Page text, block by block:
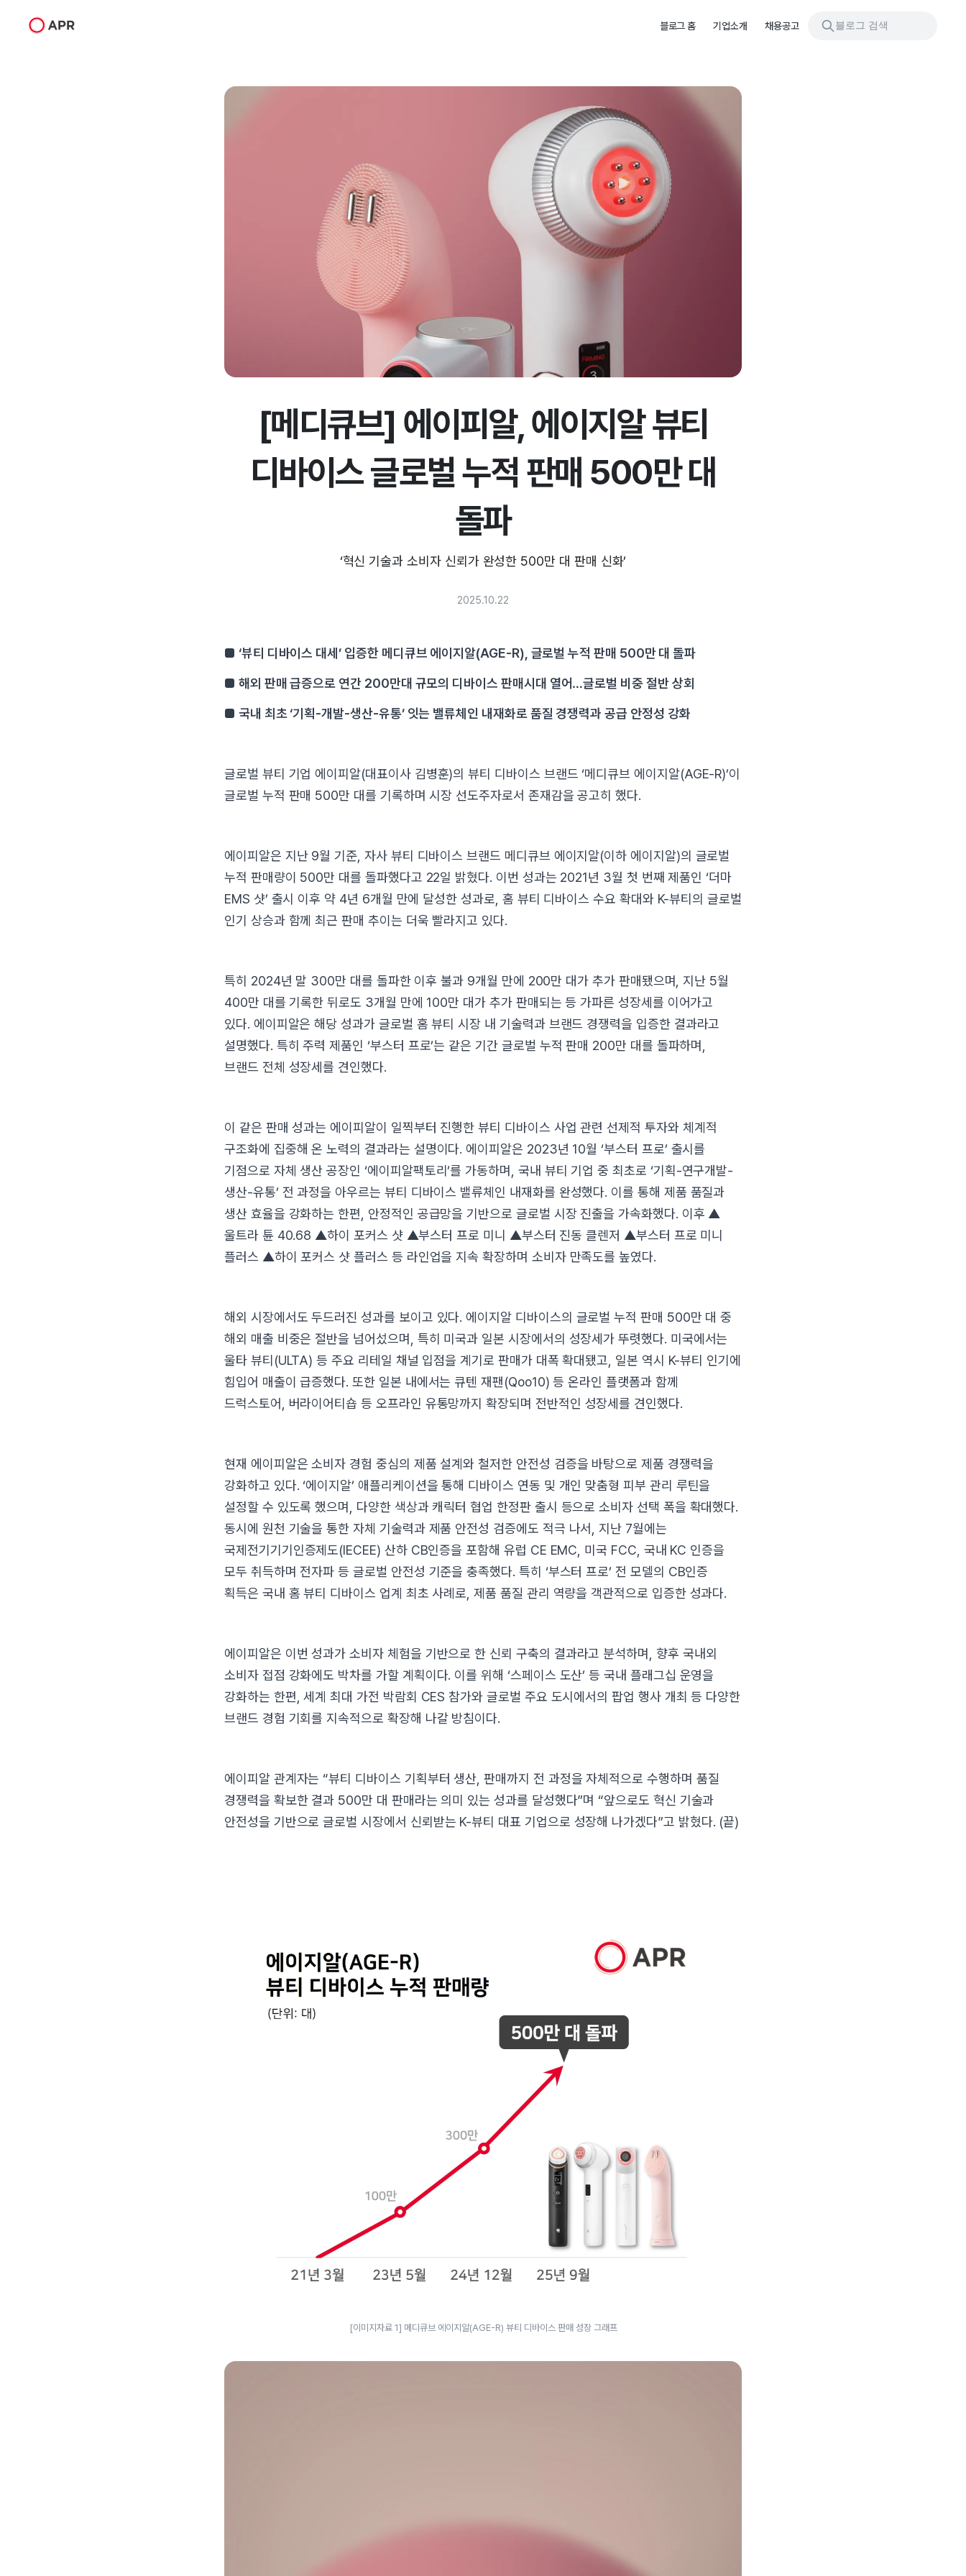
블로그 홈 기업소개 채용공고 블로그 검색
[메디큐브] 에이피알, 에이지알 뷰티
디바이스 글로벌 누적 판매 500만 대
돌파
‘혁신 기술과 소비자 신뢰가 완성한 500만 대 판매 신화’
2025.10.22
■ ‘뷰티 디바이스 대세’ 입증한 메디큐브 에이지알(AGE-R), 글로벌 누적 판매 500만 대 돌파
■ 해외 판매 급증으로 연간 200만대 규모의 디바이스 판매시대 열어…글로벌 비중 절반 상회
■ 국내 최초 ‘기획-개발-생산-유통’ 잇는 밸류체인 내재화로 품질 경쟁력과 공급 안정성 강화
글로벌 뷰티 기업 에이피알(대표이사 김병훈)의 뷰티 디바이스 브랜드 ‘메디큐브 에이지알(AGE-R)’이
글로벌 누적 판매 500만 대를 기록하며 시장 선도주자로서 존재감을 공고히 했다.
에이피알은 지난 9월 기준, 자사 뷰티 디바이스 브랜드 메디큐브 에이지알(이하 에이지알)의 글로벌
누적 판매량이 500만 대를 돌파했다고 22일 밝혔다. 이번 성과는 2021년 3월 첫 번째 제품인 ‘더마
EMS 샷’ 출시 이후 약 4년 6개월 만에 달성한 성과로, 홈 뷰티 디바이스 수요 확대와 K-뷰티의 글로벌
인기 상승과 함께 최근 판매 추이는 더욱 빨라지고 있다.
특히 2024년 말 300만 대를 돌파한 이후 불과 9개월 만에 200만 대가 추가 판매됐으며, 지난 5월
400만 대를 기록한 뒤로도 3개월 만에 100만 대가 추가 판매되는 등 가파른 성장세를 이어가고
있다. 에이피알은 해당 성과가 글로벌 홈 뷰티 시장 내 기술력과 브랜드 경쟁력을 입증한 결과라고
설명했다. 특히 주력 제품인 ‘부스터 프로’는 같은 기간 글로벌 누적 판매 200만 대를 돌파하며,
브랜드 전체 성장세를 견인했다.
이 같은 판매 성과는 에이피알이 일찍부터 진행한 뷰티 디바이스 사업 관련 선제적 투자와 체계적
구조화에 집중해 온 노력의 결과라는 설명이다. 에이피알은 2023년 10월 ‘부스터 프로’ 출시를
기점으로 자체 생산 공장인 ‘에이피알팩토리’를 가동하며, 국내 뷰티 기업 중 최초로 ‘기획-연구개발-
생산-유통’ 전 과정을 아우르는 뷰티 디바이스 밸류체인 내재화를 완성했다. 이를 통해 제품 품질과
생산 효율을 강화하는 한편, 안정적인 공급망을 기반으로 글로벌 시장 진출을 가속화했다. 이후 ▲
울트라 튠 40.68 ▲하이 포커스 샷 ▲부스터 프로 미니 ▲부스터 진동 클렌저 ▲부스터 프로 미니
플러스 ▲하이 포커스 샷 플러스 등 라인업을 지속 확장하며 소비자 만족도를 높였다.
해외 시장에서도 두드러진 성과를 보이고 있다. 에이지알 디바이스의 글로벌 누적 판매 500만 대 중
해외 매출 비중은 절반을 넘어섰으며, 특히 미국과 일본 시장에서의 성장세가 뚜렷했다. 미국에서는
울타 뷰티(ULTA) 등 주요 리테일 채널 입점을 계기로 판매가 대폭 확대됐고, 일본 역시 K-뷰티 인기에
힘입어 매출이 급증했다. 또한 일본 내에서는 큐텐 재팬(Qoo10) 등 온라인 플랫폼과 함께
드럭스토어, 버라이어티숍 등 오프라인 유통망까지 확장되며 전반적인 성장세를 견인했다.
현재 에이피알은 소비자 경험 중심의 제품 설계와 철저한 안전성 검증을 바탕으로 제품 경쟁력을
강화하고 있다. ‘에이지알’ 애플리케이션을 통해 디바이스 연동 및 개인 맞춤형 피부 관리 루틴을
설정할 수 있도록 했으며, 다양한 색상과 캐릭터 협업 한정판 출시 등으로 소비자 선택 폭을 확대했다.
동시에 원천 기술을 통한 자체 기술력과 제품 안전성 검증에도 적극 나서, 지난 7월에는
국제전기기기인증제도(IECEE) 산하 CB인증을 포함해 유럽 CE EMC, 미국 FCC, 국내 KC 인증을
모두 취득하며 전자파 등 글로벌 안전성 기준을 충족했다. 특히 ‘부스터 프로’ 전 모델의 CB인증
획득은 국내 홈 뷰티 디바이스 업계 최초 사례로, 제품 품질 관리 역량을 객관적으로 입증한 성과다.
에이피알은 이번 성과가 소비자 체험을 기반으로 한 신뢰 구축의 결과라고 분석하며, 향후 국내외
소비자 접점 강화에도 박차를 가할 계획이다. 이를 위해 ‘스페이스 도산’ 등 국내 플래그십 운영을
강화하는 한편, 세계 최대 가전 박람회 CES 참가와 글로벌 주요 도시에서의 팝업 행사 개최 등 다양한
브랜드 경험 기회를 지속적으로 확장해 나갈 방침이다.
에이피알 관계자는 “뷰티 디바이스 기획부터 생산, 판매까지 전 과정을 자체적으로 수행하며 품질
경쟁력을 확보한 결과 500만 대 판매라는 의미 있는 성과를 달성했다”며 “앞으로도 혁신 기술과
안전성을 기반으로 글로벌 시장에서 신뢰받는 K-뷰티 대표 기업으로 성장해 나가겠다”고 밝혔다. (끝)
[이미지자료 1] 메디큐브 에이지알(AGE-R) 뷰티 디바이스 판매 성장 그래프